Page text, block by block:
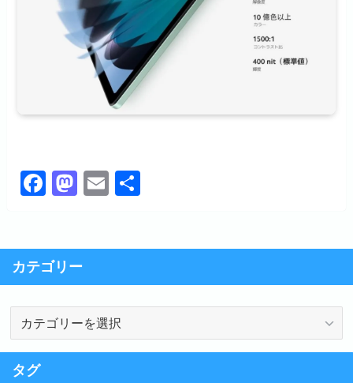
F
e
b
o
o
k
M
o
d
o
n
E
カテゴリー
ゴ
リ
タグ